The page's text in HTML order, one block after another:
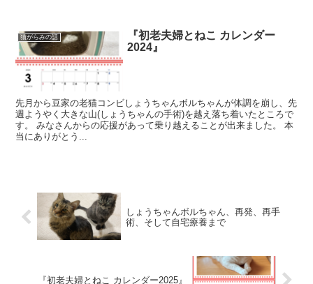
猫がらみの話
『初老夫婦とねこ カレンダー
2024』
先月から豆家の老猫コンビしょうちゃんボルちゃんが体調を崩し、先
週ようやく大きな山(しょうちゃんの手術)を越え落ち着いたところで
す。 みなさんからの応援があって乗り越えることが出来ました。 本
当にありがとう...
しょうちゃんボルちゃん、再発、再手
術、そして自宅療養まで
『初老夫婦とねこ カレンダー2025』